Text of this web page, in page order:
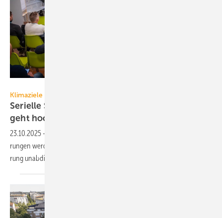
Klimaziele
Serielle Sanierungen: Kosten sin­ken, Tempo
geht hoch
23.10.2025 -
rungen wer­den wirt­schaft­licher und plan­barer, die ver­läss­liche Förde­
rung unab­dingbar.